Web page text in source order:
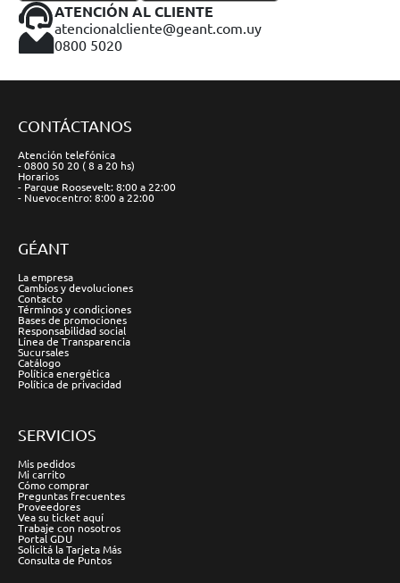
ATENCIÓN AL CLIENTE
atencionalcliente@geant.com.uy
0800 5020
CONTÁCTANOS
Atención telefónica
- 0800 50 20 ( 8 a 20 hs)
Horarios
- Parque Roosevelt: 8:00 a 22:00
- Nuevocentro: 8:00 a 22:00
GÉANT
La empresa
Cambios y devoluciones
Contacto
Términos y condiciones
Bases de promociones
Responsabilidad social
Línea de Transparencia
Sucursales
Catálogo
Política energética
Política de privacidad
SERVICIOS
Mis pedidos
Mi carrito
Cómo comprar
Preguntas frecuentes
Proveedores
Vea su ticket aquí
Trabaje con nosotros
Portal GDU
Solicitá la Tarjeta Más
Consulta de Puntos